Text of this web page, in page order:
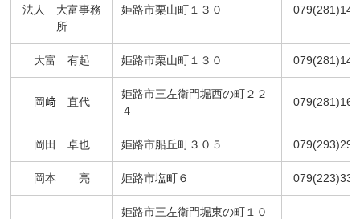
法人 大富事務
所
姫路市栗山町１３０
大富 有起 姫路市栗山町１３０
岡﨑 直代
姫路市三左衛門堀西の町２２
４
岡田 卓也 姫路市船丘町３０５
岡本 亮 姫路市塩町６
姫路市三左衛門堀東の町１０